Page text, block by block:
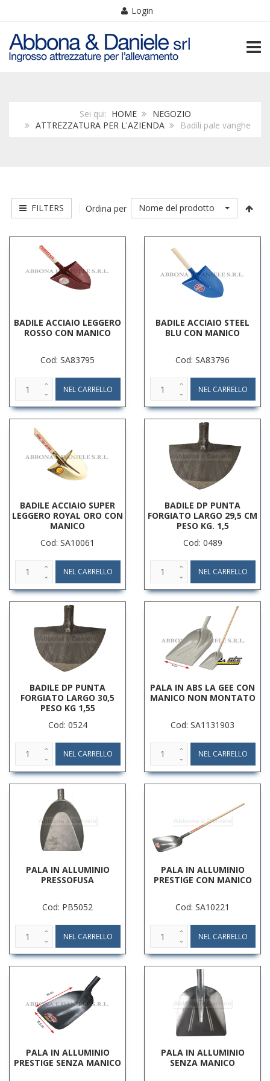
Login
Sei qui: HOME
NEGOZIO
ATTREZZATURA PER L'AZIENDA
Badili pale vanghe
FILTERS Ordina per Nome del prodotto
BADILE ACCIAIO LEGGERO
ROSSO CON MANICO
Cod: SA83795
BADILE ACCIAIO STEEL
BLU CON MANICO
Cod: SA83796
BADILE ACCIAIO SUPER
LEGGERO ROYAL ORO CON
MANICO
Cod: SA10061
BADILE DP PUNTA
FORGIATO LARGO 29,5 CM
PESO KG. 1,5
Cod: 0489
BADILE DP PUNTA
FORGIATO LARGO 30,5
PESO KG 1,55
Cod: 0524
PALA IN ABS LA GEE CON
MANICO NON MONTATO
Cod: SA1131903
PALA IN ALLUMINIO
PRESSOFUSA
Cod: PB5052
PALA IN ALLUMINIO
PRESTIGE CON MANICO
Cod: SA10221
PALA IN ALLUMINIO
PRESTIGE SENZA MANICO
PALA IN ALLUMINIO
SENZA MANICO